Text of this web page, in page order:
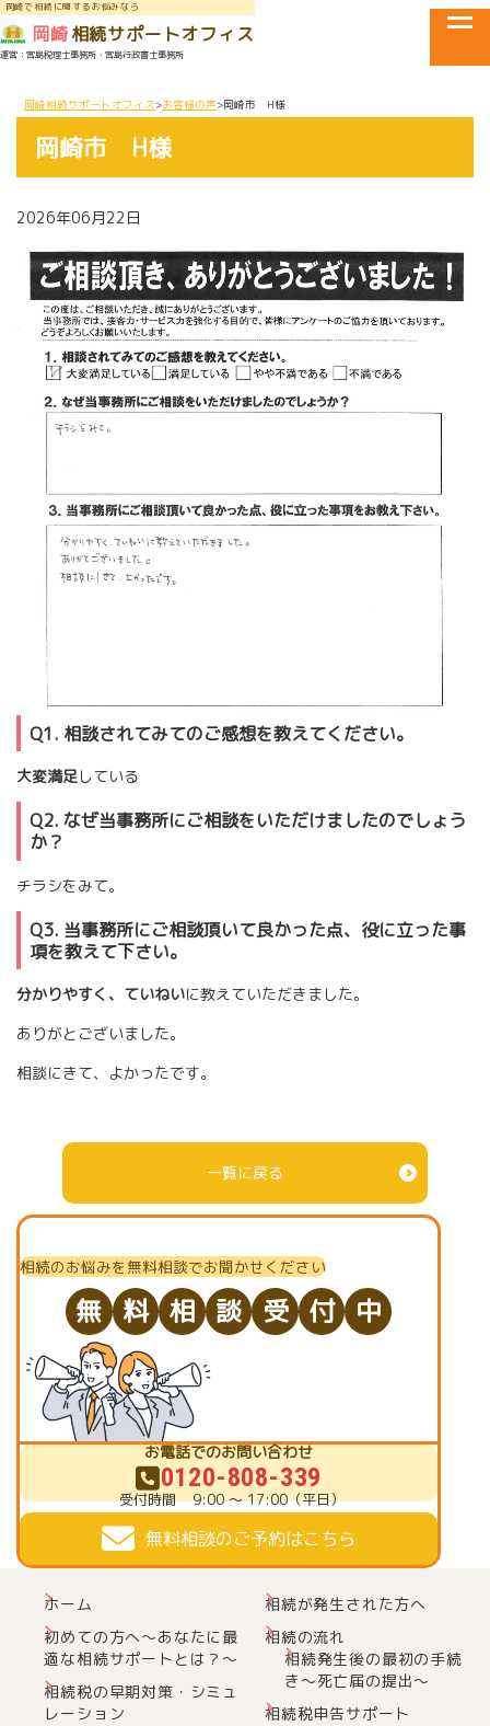
岡崎で相続に関するお悩みなら
岡崎相続サポートオフィス
運営：宮島税理士事務所・宮島行政書士事務所
岡崎相続サポートオフィス お客様の声 岡崎市 H様
岡崎市 H様
2026年06月22日
Q1. 相談されてみてのご感想を教えてください。
大変満足している
Q2. なぜ当事務所にご相談をいただけましたのでしょう
か？
チラシをみて。
Q3. 当事務所にご相談頂いて良かった点、役に立った事
項を教えて下さい。
分かりやすく、ていねいに教えていただきました。
ありがとございました。
相談にきて、よかったです。
一覧に戻る
相続のお悩みを無料相談でお聞かせください
無 料 相 談 受 付 中
お電話でのお問い合わせ
0120-808-339
受付時間 9:00 ～ 17:00（平日）
無料相談のご予約はこちら
ホーム
初めての方へ～あなたに最
適な相続サポートとは？～
相続税の早期対策・シミュ
レーション
相続が発生された方へ
相続の流れ
相続発生後の最初の手続
き～死亡届の提出～
相続税申告サポート